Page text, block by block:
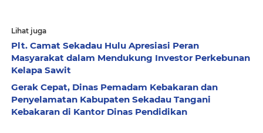
Lihat juga
Plt. Camat Sekadau Hulu Apresiasi Peran
Masyarakat dalam Mendukung Investor Perkebunan
Kelapa Sawit
Gerak Cepat, Dinas Pemadam Kebakaran dan
Penyelamatan Kabupaten Sekadau Tangani
Kebakaran di Kantor Dinas Pendidikan